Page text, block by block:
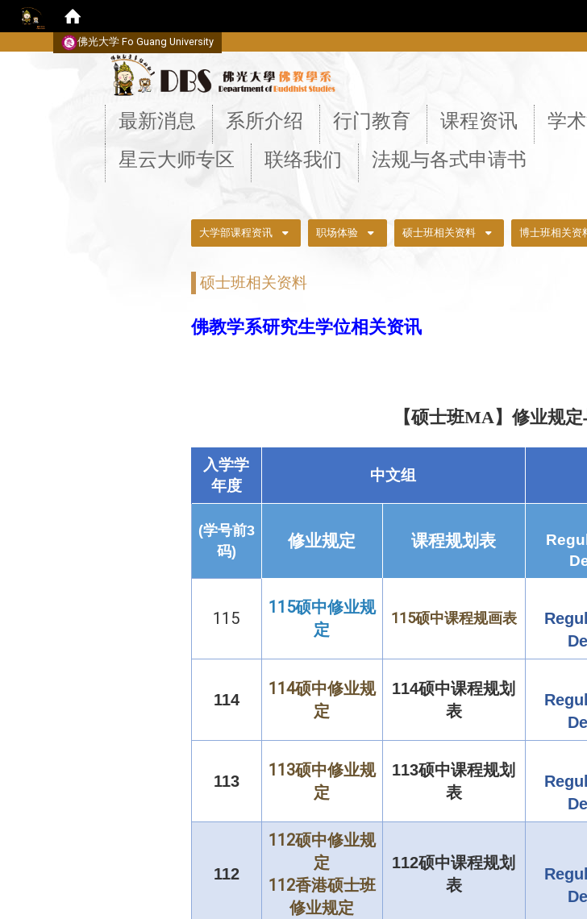
佛光大学 Fo Guang University
最新消息 系所介绍 行门教育 课程资讯 学
星云大师专区
联络我们 法规与各式申请书
大学部课程资讯 职场体验 硕士班相关资料 博士班相关资
硕士班相关资料
佛教学系研究生学位相关资讯
【硕士班MA】修业规
入学学
年度
中文组
(学号前3
码)
修业规定 课程规划表
115
115硕中修业规
定
115硕中课程规画表
114
114硕中修业规
定
114硕中课程规划
表
113
113硕中修业规
定
113硕中课程规划
表
112
112硕中修业规
定
112香港硕士班
修业规定
112硕中课程规划
表